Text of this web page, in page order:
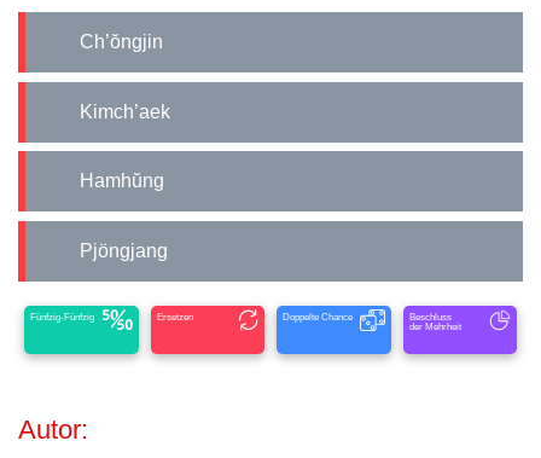
Ch’ŏngjin
Kimch’aek
Hamhŭng
Pjöngjang
Fünfzig-Fünfzig Ersetzen Doppelte Chance
Beschluss
der Mehrheit
Autor: